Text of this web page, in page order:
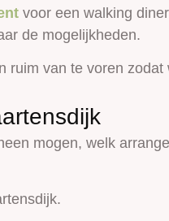
voor een walking
de mogelijkheden.
ruim van te voren
mogen, welk